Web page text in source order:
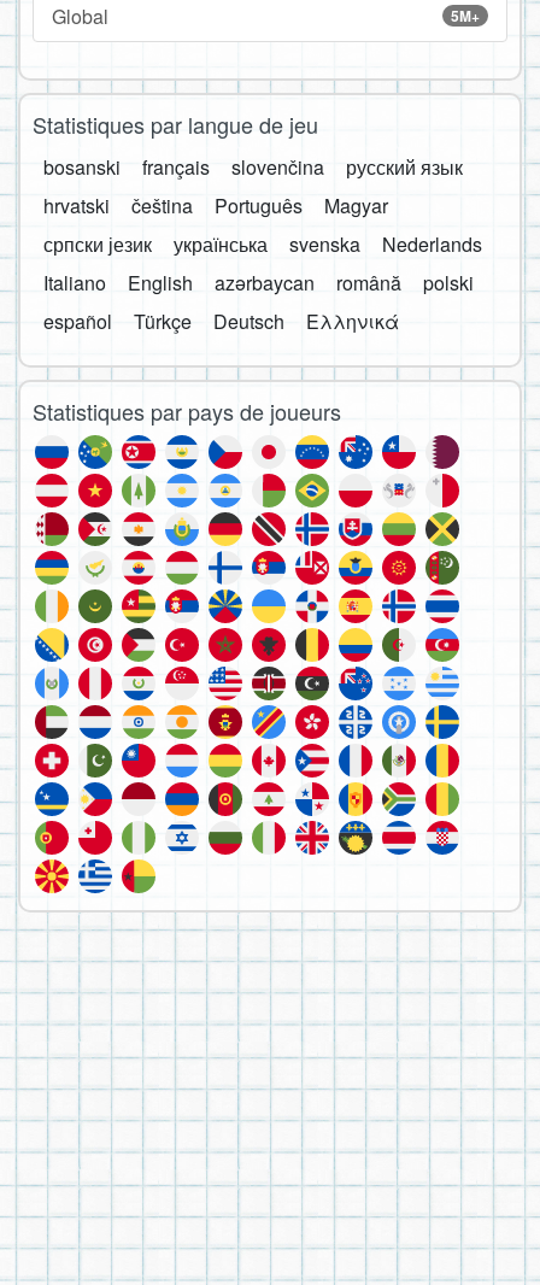
5M+
Global
Statistiques par langue de jeu
bosanski français slovenčina
русский язык
hrvatski
čeština Português
Magyar
српски језик
українська svenska
Nederlands
Italiano
English azərbaycan română
polski
español
Türkçe Deutsch Ελληνικά
Statistiques par pays de joueurs